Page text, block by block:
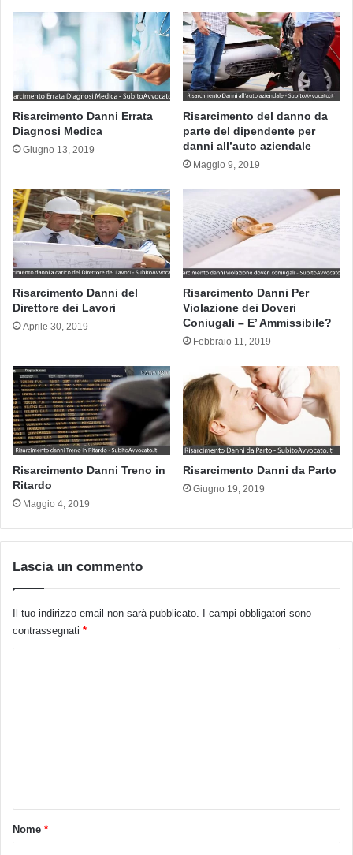
Risarcimento Danni Errata
Diagnosi Medica
Giugno 13, 2019
Risarcimento del danno da
parte del dipendente per
danni all’auto aziendale
Maggio 9, 2019
Risarcimento Danni del
Direttore dei Lavori
Aprile 30, 2019
Risarcimento Danni Per
Violazione dei Doveri
Coniugali – E’ Ammissibile?
Febbraio 11, 2019
Risarcimento Danni Treno in
Ritardo
Maggio 4, 2019
Risarcimento Danni da Parto
Giugno 19, 2019
Lascia un commento
Il tuo indirizzo email non sarà pubblicato.
I campi obbligatori sono
contrassegnati *
oNome *